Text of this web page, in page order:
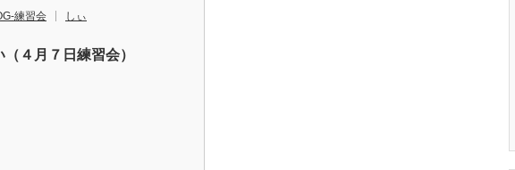
練習会 しぃ
４月７日練習会）